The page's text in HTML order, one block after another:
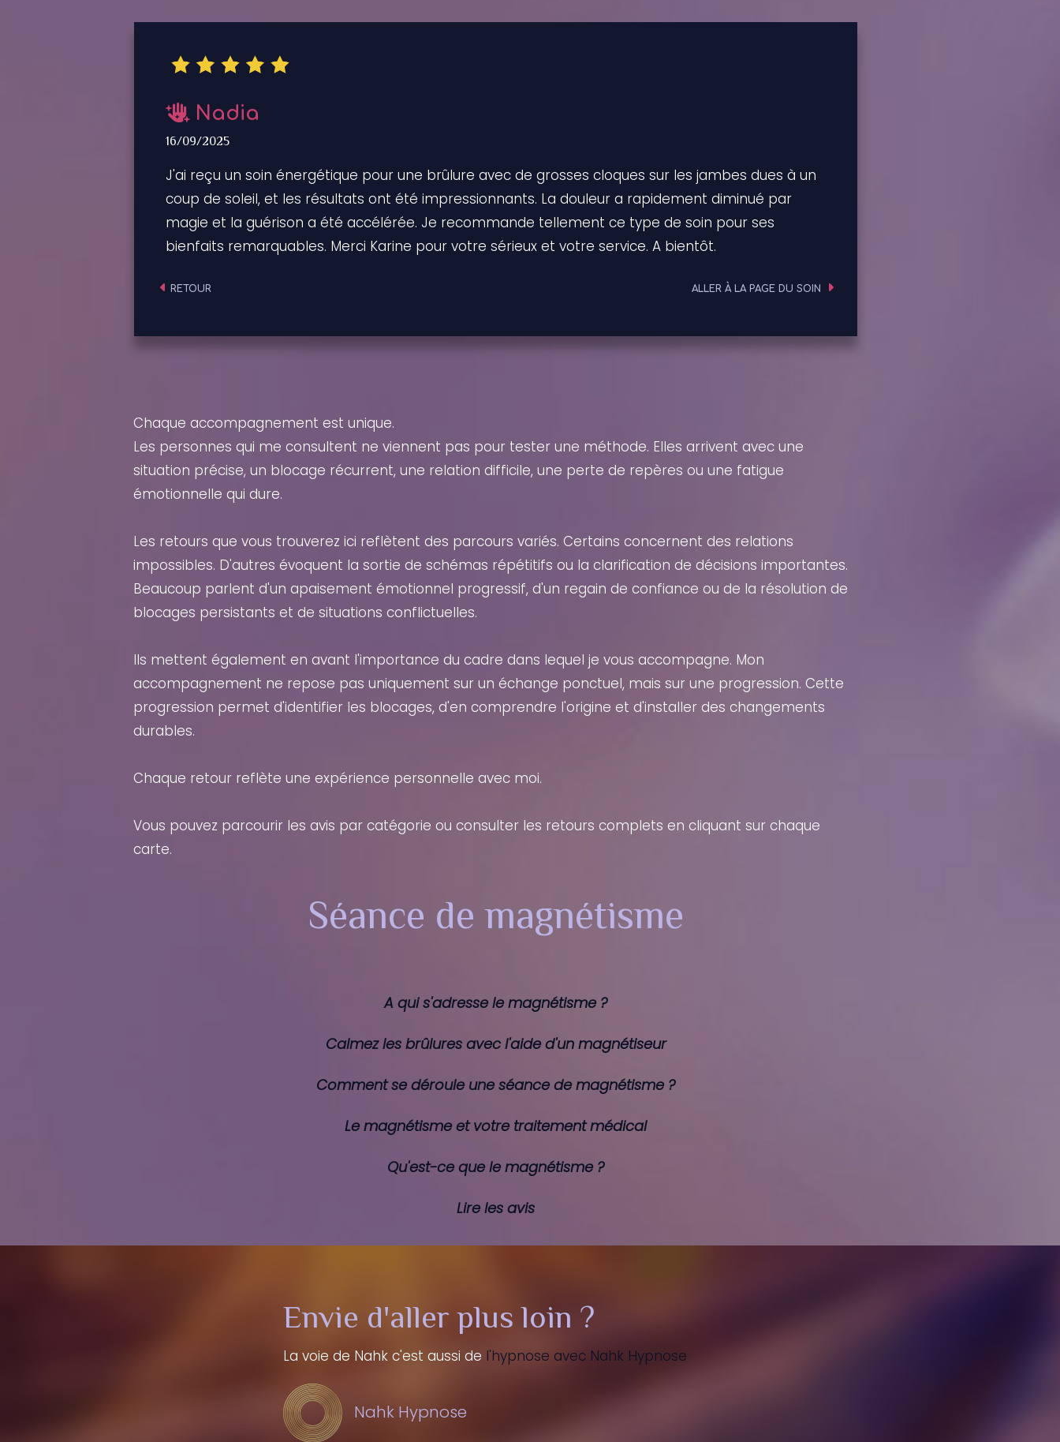
Nadia
16/09/2025
J'ai reçu un soin énergétique pour une brûlure avec de grosses cloques sur les jambes dues à un
coup de soleil, et les résultats ont été impressionnants. La douleur a rapidement diminué par
magie et la guérison a été accélérée. Je recommande tellement ce type de soin pour ses
bienfaits remarquables. Merci Karine pour votre sérieux et votre service. A bientôt.
RETOUR ALLER À LA PAGE DU SOIN
Chaque accompagnement est unique.
Les personnes qui me consultent ne viennent pas pour tester une méthode. Elles arrivent avec une
situation précise, un blocage récurrent, une relation difficile, une perte de repères ou une fatigue
émotionnelle qui dure.
Les retours que vous trouverez ici reflètent des parcours variés. Certains concernent des relations
impossibles. D'autres évoquent la sortie de schémas répétitifs ou la clarification de décisions importantes.
Beaucoup parlent d'un apaisement émotionnel progressif, d'un regain de confiance ou de la résolution de
blocages persistants et de situations conflictuelles.
Ils mettent également en avant l'importance du cadre dans lequel je vous accompagne. Mon
accompagnement ne repose pas uniquement sur un échange ponctuel, mais sur une progression. Cette
progression permet d'identifier les blocages, d'en comprendre l'origine et d'installer des changements
durables.
Chaque retour reflète une expérience personnelle avec moi.
Vous pouvez parcourir les avis par catégorie ou consulter les retours complets en cliquant sur chaque
carte.
Séance de magnétisme
A qui s'adresse le magnétisme ?
Calmez les brûlures avec l'aide d'un magnétiseur
Comment se déroule une séance de magnétisme ?
Le magnétisme et votre traitement médical
Qu'est-ce que le magnétisme ?
Lire lesavis
Envie d'aller plus loin ?
La voie de Nahk c'est aussi de l'hypnose avec Nahk Hypnose
Nahk Hypnose